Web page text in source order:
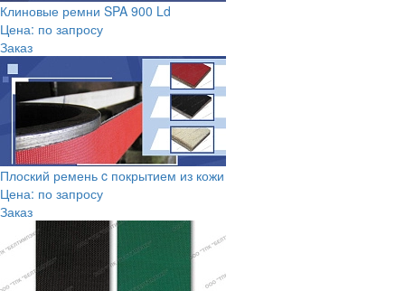
Клиновые ремни SPA 900 Ld
Цена: по запросу
Заказ
Плоский ремень c покрытием из кожи
Цена: по запросу
Заказ